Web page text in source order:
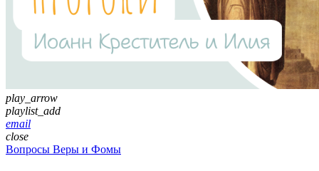
play_arrow
playlist_add
email
close
Вопросы Веры и Фомы